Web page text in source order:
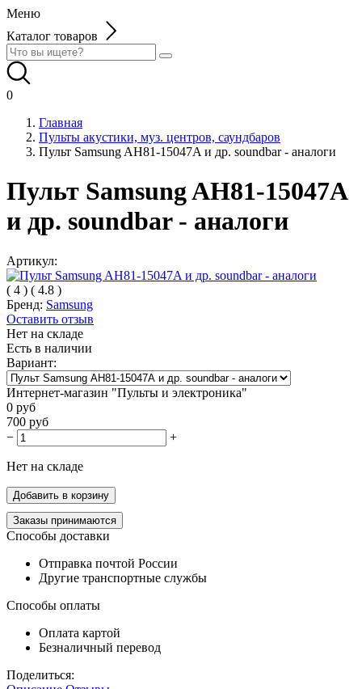
Меню
Каталог товаров
0
Главная
Пульты акустики, муз. центров, саундбаров
Пульт Samsung AH81-15047A и др. soundbar - аналоги
Пульт Samsung AH81-15047A
и др. soundbar - аналоги
Артикул:
( 4 ) ( 4.8 )
Бренд: Samsung
Оставить отзыв
Нет на складе
Есть в наличии
Вариант:
Интернет-магазин "Пульты и электроника"
0 руб
700 руб
−
+
Нет на складе
Добавить в корзину
Заказы принимаются
Способы доставки
Отправка почтой России
Другие транспортные службы
Способы оплаты
Оплата картой
Безналичный перевод
Поделиться: